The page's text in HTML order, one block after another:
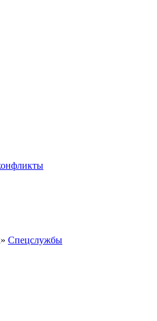
Спецслужбы